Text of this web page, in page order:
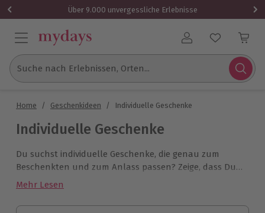
Über 9.000 unvergessliche Erlebnisse
Benutzerkonto
Suche nach Erlebnissen, Orten...
Home / Geschenkideen / Individuelle Geschenke
Individuelle Geschenke
Du suchst individuelle Geschenke, die genau zum
Beschenkten und zum Anlass passen? Zeige, dass Du
Dir über das Geschenk Gedanken gemacht hast und
Erlebnis mit Herz.
Mehr Lesen